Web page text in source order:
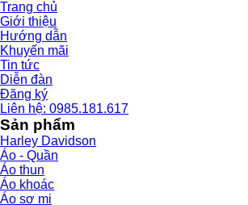
Trang chủ
Giới thiệu
Hướng dẫn
Khuyến mãi
Tin tức
Diễn đàn
Đăng ký
Liên hệ: 0985.181.617
Sản phẩm
Harley Davidson
Áo - Quần
Áo thun
Áo khoác
Áo sơ mi